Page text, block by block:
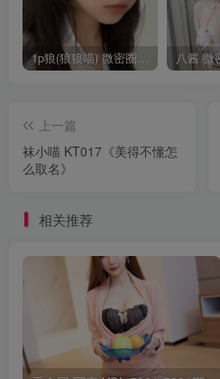
1p狼(狼狼喵) 微密圈/岛遇合集[持续更新2025.08.20]
上一篇
袜小喵 KT017《美得不懂怎
么取名》
相关推荐